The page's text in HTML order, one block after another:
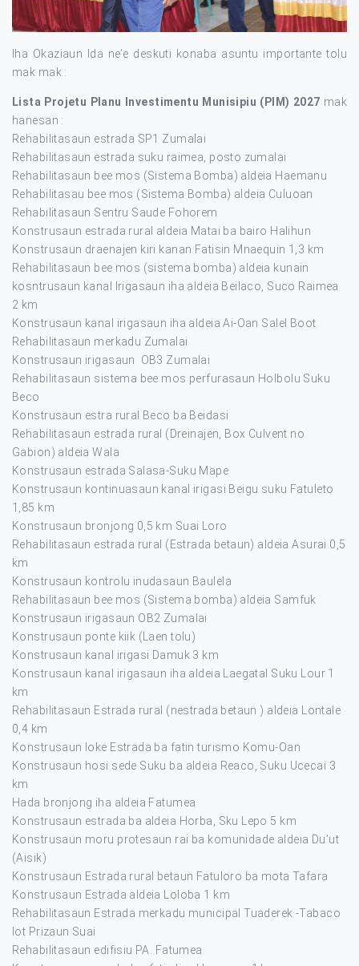
Iha Okaziaun Ida ne’e deskuti konaba asuntu importante tolu
mak mak :
Lista Projetu Planu Investimentu Munisipiu (PIM) 2027 mak
hanesan :
Rehabilitasaun estrada SP1 Zumalai
Rehabilitasaun estrada suku raimea, posto zumalai
Rehabilitasaun bee mos (Sistema Bomba) aldeia Haemanu
Rehabilitasau bee mos (Sistema Bomba) aldeia Culuoan
Rehabilitasaun Sentru Saude Fohorem
Konstrusaun estrada rural aldeia Matai ba bairo Halihun
Konstrusaun draenajen kiri kanan Fatisin Mnaequin 1,3 km
Rehabilitasaun bee mos (sistema bomba) aldeia kunain
kosntrusaun kanal Irigasaun iha aldeia Beilaco, Suco Raimea
2 km
Konstrusaun kanal irigasaun iha aldeia Ai-Oan Salel Boot
Rehabilitasaun merkadu Zumalai
Konstrusaun irigasaun OB3 Zumalai
Rehabilitasaun sistema bee mos perfurasaun Holbolu Suku
Beco
Konstrusaun estra rural Beco ba Beidasi
Rehabilitasaun estrada rural (Dreinajen, Box Culvent no
Gabion) aldeia Wala
Konstrusaun estrada Salasa-Suku Mape
Konstrusaun kontinuasaun kanal irigasi Beigu suku Fatuleto
1,85 km
Konstrusaun bronjong 0,5 km Suai Loro
Rehabilitasaun estrada rural (Estrada betaun) aldeia Asurai 0,5
km
Konstrusaun kontrolu inudasaun Baulela
Rehabilitasaun bee mos (Sistema bomba) aldeia Samfuk
Konstrusaun irigasaun OB2 Zumalai
Konstrusaun ponte kiik (Laen tolu)
Konstrusaun kanal irigasi Damuk 3 km
Konstrusaun kanal irigasaun iha aldeia Laegatal Suku Lour 1
km
Rehabilitasaun Estrada rural (nestrada betaun ) aldeia Lontale
0,4 km
Konstrusaun loke Estrada ba fatin turismo Komu-Oan
Konstrusaun hosi sede Suku ba aldeia Reaco, Suku Ucecai 3
km
Hada bronjong iha aldeia Fatumea
Konstrusaun estrada ba aldeia Horba, Sku Lepo 5 km
Konstrusaun moru protesaun rai ba komunidade aldeia Du’ut
(Aisik)
Konstrusaun Estrada rural betaun Fatuloro ba mota Tafara
Konstrusaun Estrada aldeia Loloba 1 km
Rehabilitasaun Estrada merkadu municipal Tuaderek -Tabaco
lot Prizaun Suai
Rehabilitasaun edifisiu PA. Fatumea